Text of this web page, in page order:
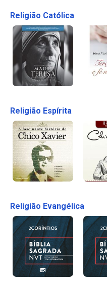
Religião Católica
Religião Espírita
Religião Evangélica